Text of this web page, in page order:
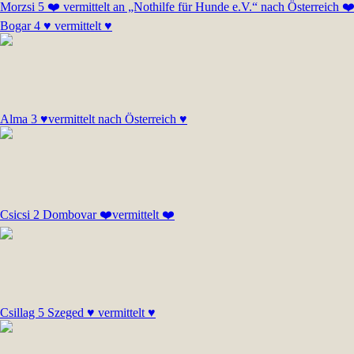
Morzsi 5 ❤️ vermittelt an „Nothilfe für Hunde e.V.“ nach Österreich ❤️
Bogar 4 ♥ vermittelt ♥
Alma 3 ♥vermittelt nach Österreich ♥
Csicsi 2 Dombovar ❤️vermittelt ❤️
Csillag 5 Szeged ♥ vermittelt ♥